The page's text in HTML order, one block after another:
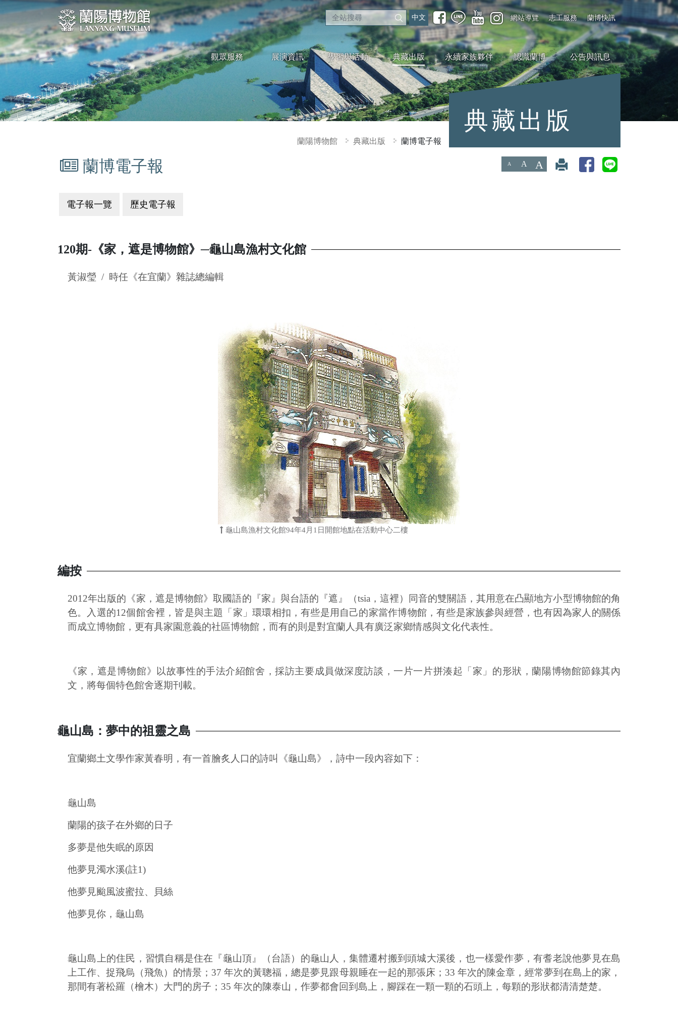
中
央
內
塊
中文 蘭博快訊
志工服務
網站導覽
觀眾服務 展演資訊 學習與活動 典藏出版 永續家族夥伴 認識蘭博 公告與訊息
典藏出版
蘭陽博物館 典藏出版 蘭博電子報
蘭博電子報 A A A
電子報一覽 歷史電子報
120期-《家，遮是博物館》─龜山島漁村文化館
黃淑瑩 / 時任《在宜蘭》雜誌總編輯
龜山島漁村文化館94年4月1日開館地點在活動中心二樓
編按
2012年出版的《家，遮是博物館》取國語的『家』與台語的『遮』（tsia，這裡）同音的雙關語，其用意在凸顯地方小型博物館的角
色。入選的12個館舍裡，皆是與主題「家」環環相扣，有些是用自己的家當作博物館，有些是家族參與經營，也有因為家人的關係
而成立博物館，更有具家園意義的社區博物館，而有的則是對宜蘭人具有廣泛家鄉情感與文化代表性。
《家，遮是博物館》以故事性的手法介紹館舍，採訪主要成員做深度訪談，一片一片拼湊起「家」的形狀，蘭陽博物館節錄其內
文，將每個特色館舍逐期刊載。
龜山島：夢中的祖靈之島
宜蘭鄉土文學作家黃春明，有一首膾炙人口的詩叫《龜山島》，詩中一段內容如下：
龜山島
蘭陽的孩子在外鄉的日子
多夢是他失眠的原因
他夢見濁水溪(註1)
他夢見颱風波蜜拉、貝絲
他夢見你，龜山島
龜山島上的住民，習慣自稱是住在『龜山頂』（台語）的龜山人，集體遷村搬到頭城大溪後，也一樣愛作夢，有耆老說他夢見在島
上工作、捉飛烏（飛魚）的情景；37 年次的黃聰福，總是夢見跟母親睡在一起的那張床；33 年次的陳金章，經常夢到在島上的家，
那間有著松羅（檜木）大門的房子；35 年次的陳泰山，作夢都會回到島上，腳踩在一顆一顆的石頭上，每顆的形狀都清清楚楚。